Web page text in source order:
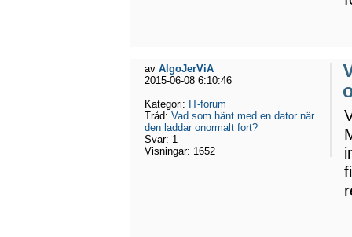
av AlgoJerViA
2015-06-08 6:10:46
Kategori: IT-forum
Tråd: Vad som hänt med en dator när
den laddar onormalt fort?
Svar: 1
Visningar: 1652